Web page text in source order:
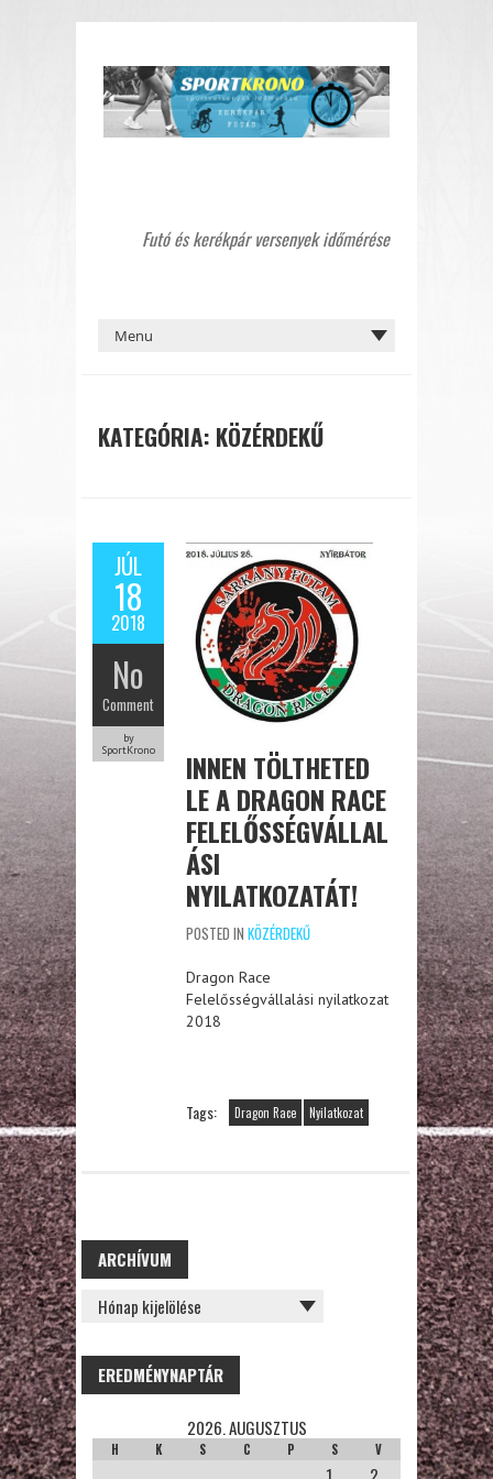
Futó és kerékpár versenyek időmérése
KATEGÓRIA: KÖZÉRDEKŰ
JÚL
18
2018
No
Comment
by
SportKrono
INNEN TÖLTHETED
LE A DRAGON RACE
FELELŐSSÉGVÁLLAL
ÁSI
NYILATKOZATÁT!
POSTED IN KÖZÉRDEKŰ
Dragon Race
Felelősségvállalási nyilatkozat
2018
Tags: Dragon Race Nyilatkozat
ARCHÍVUM
ARCHÍVUM
EREDMÉNYNAPTÁR
2026. AUGUSZTUS
H K S C P S V